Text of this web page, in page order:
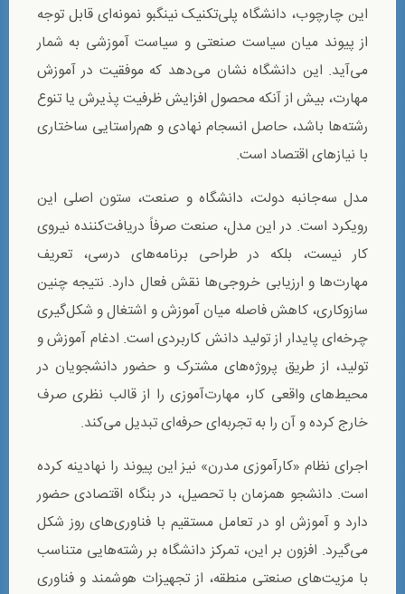
این چارچوب، دانشگاه پلی‌تکنیک نینگبو نمونه‌ای قابل توجه
از پیوند میان سیاست صنعتی و سیاست آموزشی به شمار
می‌آید. این دانشگاه نشان می‌دهد که موفقیت در آموزش
مهارت، بیش از آنکه محصول افزایش ظرفیت پذیرش یا تنوع
رشته‌ها باشد، حاصل انسجام نهادی و هم‌راستایی ساختاری
با نیازهای اقتصاد است.
مدل سه‌جانبه دولت، دانشگاه و صنعت، ستون اصلی این
رویکرد است. در این مدل، صنعت صرفاً دریافت‌کننده نیروی
کار نیست، بلکه در طراحی برنامه‌های درسی، تعریف
مهارت‌ها و ارزیابی خروجی‌ها نقش فعال دارد. نتیجه چنین
سازوکاری، کاهش فاصله میان آموزش و اشتغال و شکل‌گیری
چرخه‌ای پایدار از تولید دانش کاربردی است. ادغام آموزش و
تولید، از طریق پروژه‌های مشترک و حضور دانشجویان در
محیط‌های واقعی کار، مهارت‌آموزی را از قالب نظری صرف
خارج کرده و آن را به تجربه‌ای حرفه‌ای تبدیل می‌کند.
اجرای نظام «کارآموزی مدرن» نیز این پیوند را نهادینه کرده
است. دانشجو همزمان با تحصیل، در بنگاه اقتصادی حضور
دارد و آموزش او در تعامل مستقیم با فناوری‌های روز شکل
می‌گیرد. افزون بر این، تمرکز دانشگاه بر رشته‌هایی متناسب
با مزیت‌های صنعتی منطقه، از تجهیزات هوشمند و فناوری